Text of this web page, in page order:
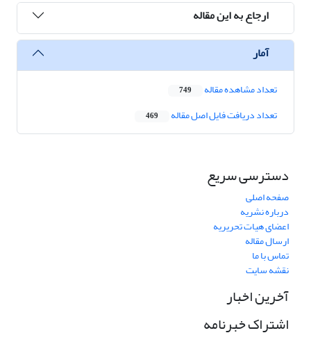
ارجاع به این مقاله
آمار
تعداد مشاهده مقاله 749
تعداد دریافت فایل اصل مقاله 469
دسترسی سریع
صفحه اصلی
درباره نشریه
اعضای هیات تحریریه
ارسال مقاله
تماس با ما
نقشه سایت
آخرین اخبار
اشتراک خبرنامه